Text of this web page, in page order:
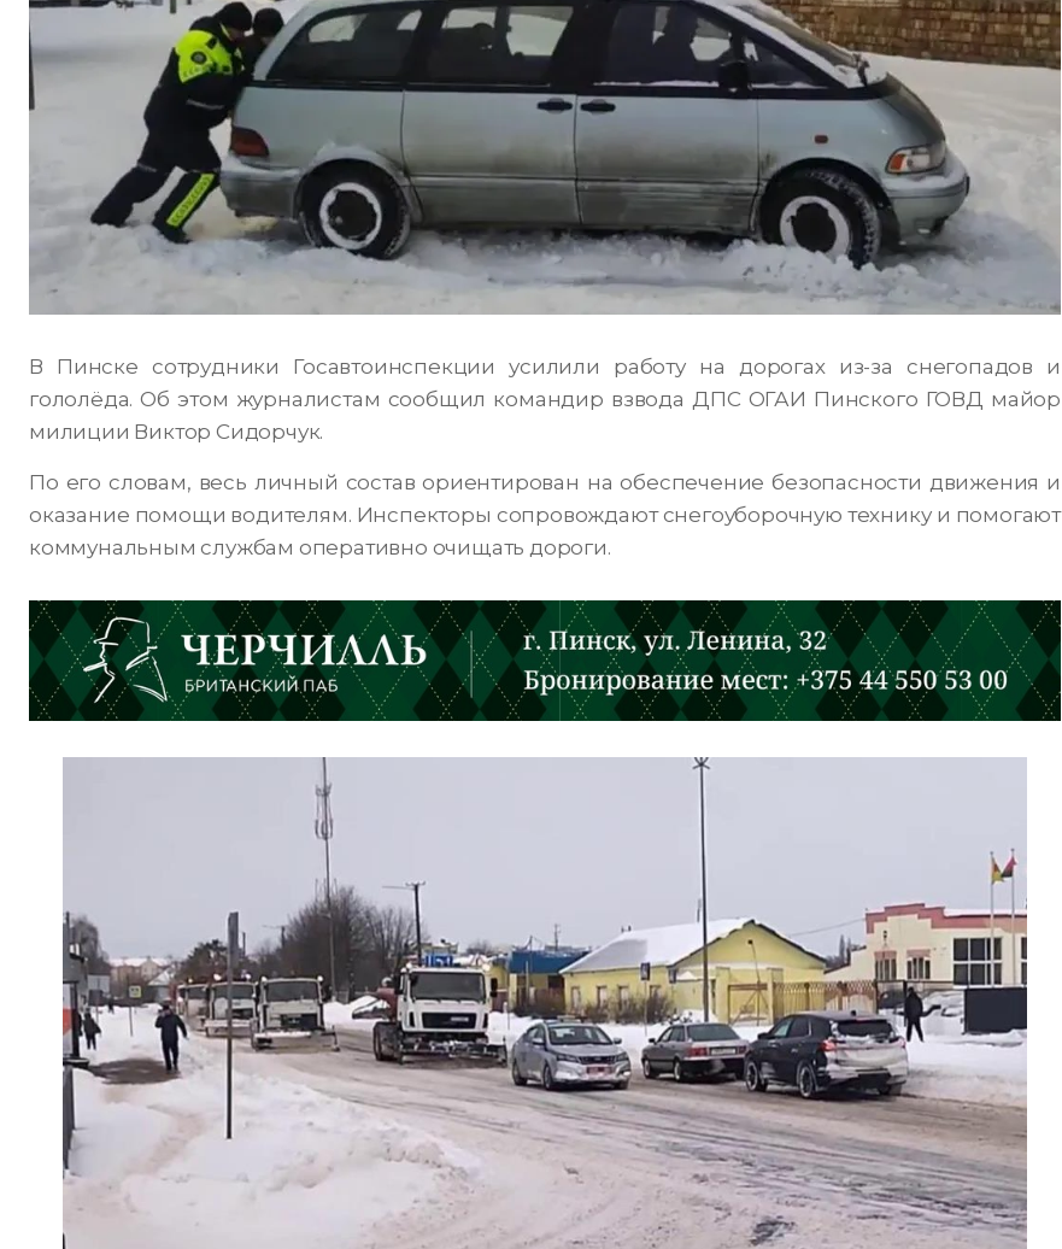
В Пинске сотрудники Госавтоинспекции усилили работу на дорогах из-за снегопадов и
гололёда. Об этом журналистам сообщил командир взвода ДПС ОГАИ Пинского ГОВД майор
милиции Виктор Сидорчук.
По его словам, весь личный состав ориентирован на обеспечение безопасности движения и
оказание помощи водителям. Инспекторы сопровождают снегоуборочную технику и помогают
коммунальным службам оперативно очищать дороги.